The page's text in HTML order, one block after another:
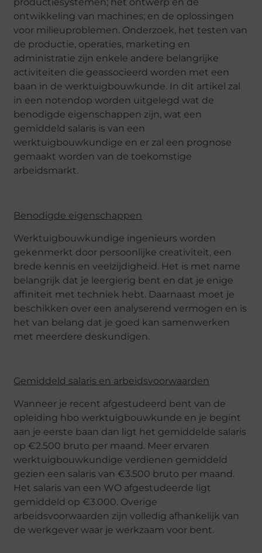
productiesystemen; het ontwerp en de
ontwikkeling van machines; en de oplossingen
voor milieuproblemen. Onderzoek, het testen van
de productie, operaties, marketing en
administratie zijn enkele andere belangrijke
activiteiten die geassocieerd worden met een
baan in de werktuigbouwkunde. In dit artikel zal
in een notendop worden uitgelegd wat de
benodigde eigenschappen zijn, wat een
gemiddeld salaris is van een
werktuigbouwkundige en er zal een prognose
gemaakt worden van de toekomstige
arbeidsmarkt.
Benodigde eigenschappen
Werktuigbouwkundige ingenieurs worden
gekenmerkt door persoonlijke creativiteit, een
brede kennis en veelzijdigheid. Het is met name
belangrijk dat je leergierig bent en dat je enige
affiniteit met techniek hebt. Daarnaast moet je
beschikken over een analyserend vermogen en is
het van belang dat je goed kan samenwerken
met meerdere deskundigen.
Gemiddeld salaris en arbeidsvoorwaarden
Wanneer je recent afgestudeerd bent van de
opleiding hbo werktuigbouwkunde en je begint
aan je eerste baan dan ligt het gemiddelde salaris
op €2.500 bruto per maand. Meer ervaren
werktuigbouwkundige verdienen gemiddeld
gezien een salaris van €3.500 bruto per maand.
Het salaris van een WO afgestudeerde ligt
gemiddeld op €3.000. Overige
arbeidsvoorwaarden zijn volledig afhankelijk van
de werkgever waar je werkzaam voor bent.